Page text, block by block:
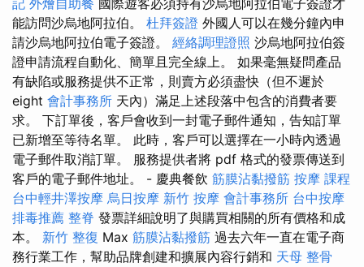
記 外燴自助餐 國際遊客必須持有沙烏地阿拉伯電子簽證才
能訪問沙烏地阿拉伯。 杜拜簽證 外國人可以在幾分鐘內申
請沙烏地阿拉伯電子簽證。 經絡調理證照 沙烏地阿拉伯簽
證申請流程自動化、簡單且完全線上。 如果毫無疑問產品
有缺陷或服務提供不正常，則賣方必須盡快（但不遲於
eight 會計事務所 天內）滿足上述段落中包含的消費者要
求。 下訂單後，客戶會收到一封電子郵件通知，告知訂單
已新增至等待名單。 此時，客戶可以選擇在一小時內透過
電子郵件取消訂單。 服務提供者將 pdf 格式的發票傳送到
客戶的電子郵件地址。 - 慶典餐飲 筋膜沾黏撥筋 按摩 課程
台中輕井澤按摩 烏日按摩 新竹 按摩 會計事務所 台中按摩
排毒推薦 整脊 發票詳細說明了與購買相關的所有價格和成
本。 新竹 整復 Max 筋膜沾黏撥筋 過去六年一直在電子商
務行業工作，幫助品牌創建和擴展內容行銷和 天母 整骨